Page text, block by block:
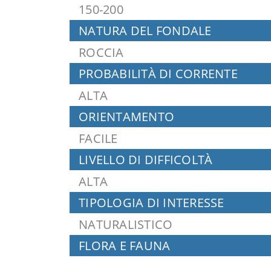
150-200
NATURA DEL FONDALE
ROCCIA
PROBABILITÀ DI CORRENTE
ALTA
ORIENTAMENTO
FACILE
LIVELLO DI DIFFICOLTÀ
ALTA
TIPOLOGIA DI INTERESSE
NATURALISTICO
FLORA E FAUNA